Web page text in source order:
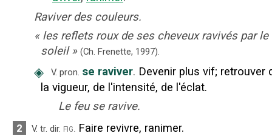
Raviver des couleurs.
« les reflets roux de ses cheveux ravivés par le
soleil » (Ch. Frenette, 1997).
◈ V. pron. se raviver. Devenir plus vif; retrouver
la vigueur, de l'intensité, de l'éclat.
Le feu se ravive.
2 V. tr. dir. fig. Faire revivre, ranimer.